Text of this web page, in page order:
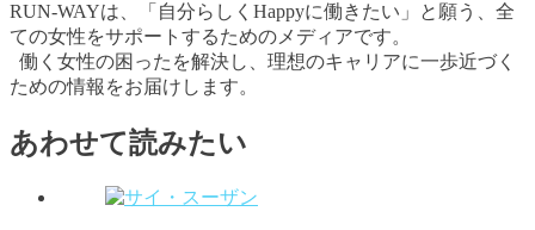
RUN-WAYは、「自分らしくHappyに働きたい」と願う、全
ての女性をサポートするためのメディアです。
働く女性の困ったを解決し、理想のキャリアに一歩近づく
ための情報をお届けします。
あわせて読みたい